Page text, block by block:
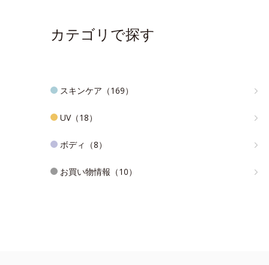
カテゴリで探す
スキンケア（169）
UV（18）
ボディ（8）
お買い物情報（10）